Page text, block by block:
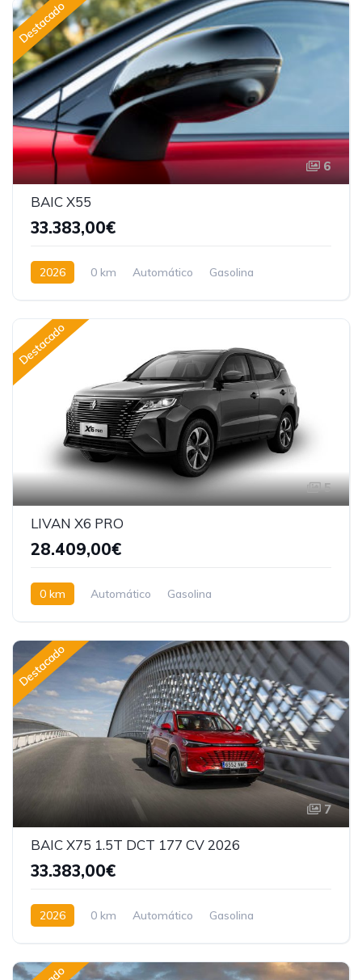
Destacado
6
BAIC X55
33.383,00€
2026 0 km Automático
Gasolina
Destacado
5
LIVAN X6 PRO
28.409,00€
0 km Automático
Gasolina
Destacado
7
BAIC X75 1.5T DCT 177 CV 2026
33.383,00€
2026 0 km Automático
Gasolina